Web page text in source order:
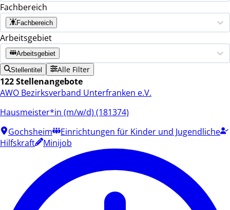
Fachbereich
Fachbereich
Arbeitsgebiet
Arbeitsgebiet
Stellentitel Alle Filter
122 Stellenangebote
AWO Bezirksverband Unterfranken e.V.
Hausmeister*in (m/w/d) (181374)
Gochsheim
Einrichtungen für Kinder und Jugendliche
Hilfskraft
Minijob